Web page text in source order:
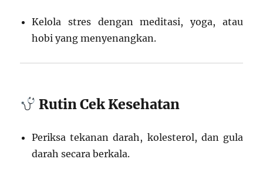
Kelola stres dengan meditasi, yoga, atau
hobi yang menyenangkan.
Rutin Cek Kesehatan
Periksa tekanan darah, kolesterol, dan gula
darah secara berkala.